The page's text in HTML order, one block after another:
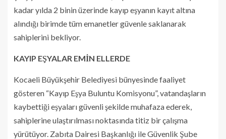
kadar yılda 2 binin üzerinde kayıp eşyanın kayıt altına
alındığı birimde tüm emanetler güvenle saklanarak
sahiplerini bekliyor.
KAYIP EŞYALAR EMİN ELLERDE
Kocaeli Büyükşehir Belediyesi bünyesinde faaliyet
gösteren “Kayıp Eşya Buluntu Komisyonu”, vatandaşların
kaybettiği eşyaları güvenli şekilde muhafaza ederek,
sahiplerine ulaştırılması noktasında titiz bir çalışma
yürütüyor. Zabıta Dairesi Başkanlığı ile Güvenlik Şube